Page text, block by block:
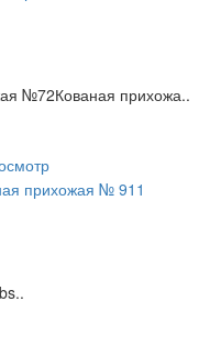
прихожа..